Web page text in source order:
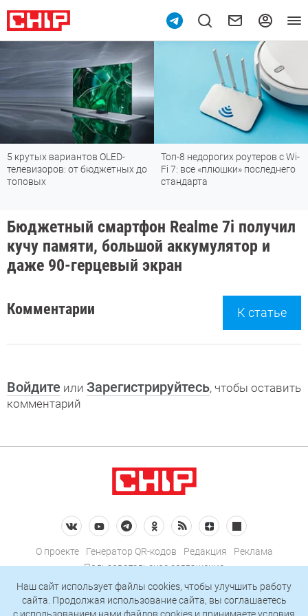
5 крутых вариантов OLED-
телевизоров: от бюджетных до
топовых
Топ-8 недорогих роутеров с Wi-
Fi 7: все «плюшки» последнего
стандарта
Бюджетный смартфон Realme 7i получил
кучу памяти, большой аккумулятор и
даже 90-герцевый экран
Комментарии К статье
Войдите или Зарегистрируйтесь, чтобы оставить
комментарий
О проекте Генератор QR-кодов Редакция
Реклама
Пользовательское соглашение
Политика конфиденциальности
Подписаться на рассылку
Наш сайт использует файлы cookies, чтобы улучшить работу
сайта. Продолжая использование сайта, вы соглашаетесь